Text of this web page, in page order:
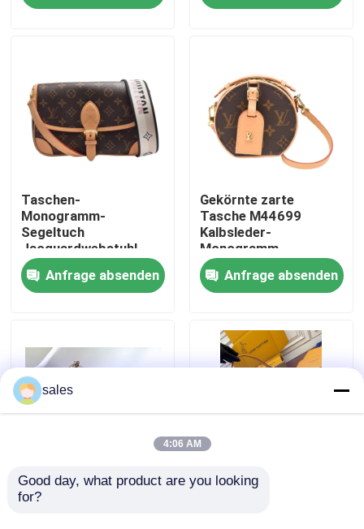
Produkte
Videos
Über uns
Fabrik-Ausflug
Treten Sie mit uns in Verbindung
Nachrichten
Taschen-
Monogramm-
Segeltuch
Jacquardwebstuhl-
Mini Sling Bag
Branded Classics
Diane LV
Anfrage absenden
Gekörnte zarte
Tasche M44699
Kalbsleder-
Monogramm-
Segeltuch LV Lockme
Anfrage absenden
Lieblingsleder creme-
Mini Sling Bag
Segeltuch-Louis
sales
4:06 AM
Good day, what product are you looking
for?